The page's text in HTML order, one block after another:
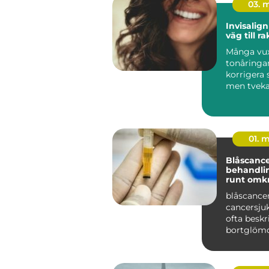
03.
Invisalign diskret
väg till
Många
korrigera
men
01.
Blåscancer
runt
ofta
att den...